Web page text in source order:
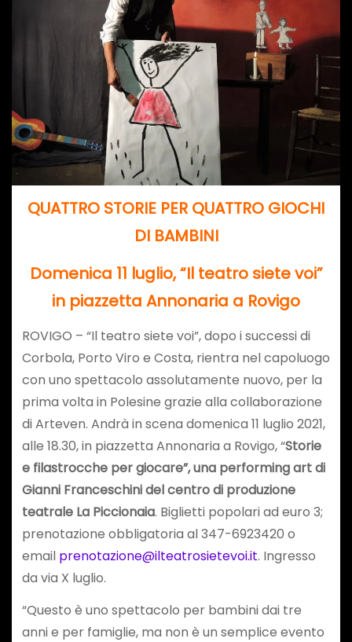
QUATTRO STORIE PER QUATTRO GIOCHI
DI BAMBINI
Domenica 11 luglio, “Il teatro siete voi”
in piazzetta Annonaria a Rovigo
ROVIGO – “Il teatro siete voi”, dopo i successi di
Corbola, Porto Viro e Costa, rientra nel capoluogo
con uno spettacolo assolutamente nuovo, per la
prima volta in Polesine grazie alla collaborazione
di Arteven. Andrà in scena domenica 11 luglio 2021,
alle 18.30, in piazzetta Annonaria a Rovigo, “Storie
e filastrocche per giocare”, una performing art di
Gianni Franceschini del centro di produzione
teatrale La Piccionaia. Biglietti popolari ad euro 3;
prenotazione obbligatoria al 347-6923420 o
email prenotazione@ilteatrosietevoi.it. Ingresso
da via X luglio.
“Questo è uno spettacolo per bambini dai tre
anni e per famiglie, ma non è un semplice evento